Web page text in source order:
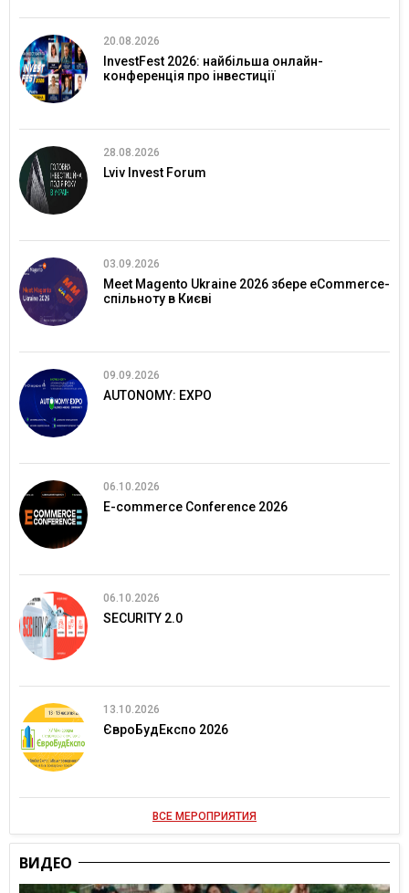
20.08.2026
InvestFest 2026: найбільша онлайн-
конференція про інвестиції
28.08.2026
Lviv Invest Forum
03.09.2026
Meet Magento Ukraine 2026 збере eCommerce-
спільноту в Києві
09.09.2026
AUTONOMY: EXPO
06.10.2026
E-commerce Conference 2026
06.10.2026
SECURITY 2.0
13.10.2026
ЄвроБудЕкспо 2026
ВСЕ МЕРОПРИЯТИЯ
ВИДЕО